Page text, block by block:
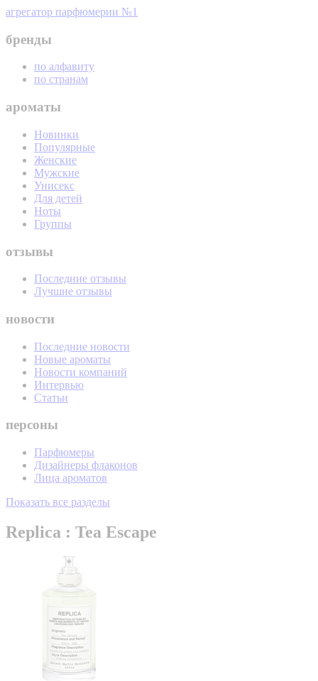
агрегатор парфюмерии №1
бренды
по алфавиту
по странам
ароматы
Новинки
Популярные
Женские
Мужские
Унисекс
Для детей
Ноты
Группы
отзывы
Последние отзывы
Лучшие отзывы
новости
Последние новости
Новые ароматы
Новости компаний
Интервью
Статьи
персоны
Парфюмеры
Дизайнеры флаконов
Лица ароматов
Показать все разделы
Replica : Tea Escape